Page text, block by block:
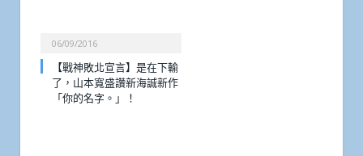
06/09/2016
【戰神敗北宣言】是在下輸
了，山本寬盛讚新海誠新作
「你的名字。」！